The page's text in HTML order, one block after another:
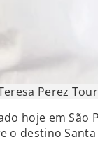
Perez
hoje em São
o destino